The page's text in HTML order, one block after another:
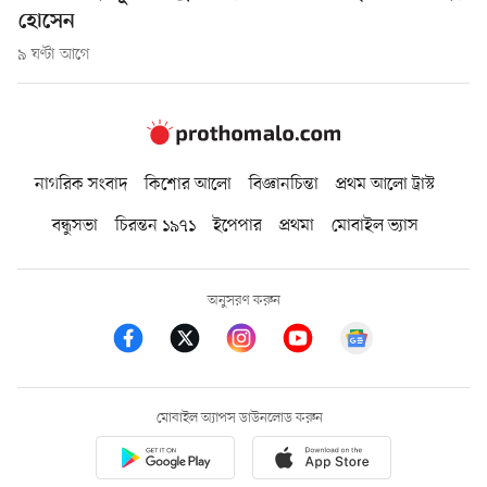
হোসেন
৯ ঘণ্টা আগে
নাগরিক সংবাদ কিশোর আলো বিজ্ঞানচিন্তা
প্রথম আলো ট্রাস্ট
বন্ধুসভা
চিরন্তন ১৯৭১ ইপেপার প্রথমা মোবাইল ভ্যাস
অনুসরণ করুন
মোবাইল অ্যাপস ডাউনলোড করুন